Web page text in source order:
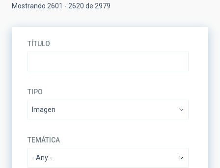
Mostrando 2601 - 2620 de 2979
TÍTULO
TIPO
TEMÁTICA